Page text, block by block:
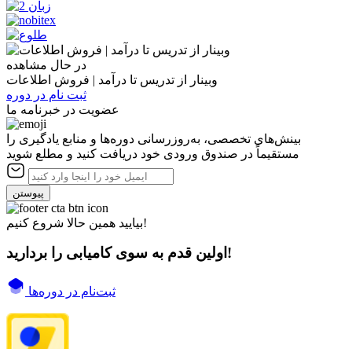
در حال مشاهده
وبینار از تدریس تا درآمد | فروش اطلاعات
ثبت نام در دوره
عضویت در خبرنامه ما
بینش‌های تخصصی، به‌روزرسانی دوره‌ها و منابع یادگیری را
مستقیماً در صندوق ورودی خود دریافت کنید و مطلع شوید
پیوستن
بیایید همین حالا شروع کنیم!
اولین قدم به سوی کامیابی را بردارید!
ثبت‌نام در دوره‌ها